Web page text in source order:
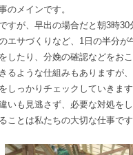
のメインです。
が、早出の場合だと朝3時30
エサづくりなど、1日の半分が
したり、分娩の確認などをおこ
るような仕組みもありますが
しっかりチェックしていきま
いも見逃さず、必要な対処を
ことは私たちの大切な仕事です